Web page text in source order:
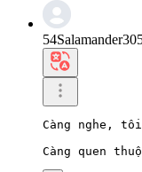
Càng nghe,
Càng quen